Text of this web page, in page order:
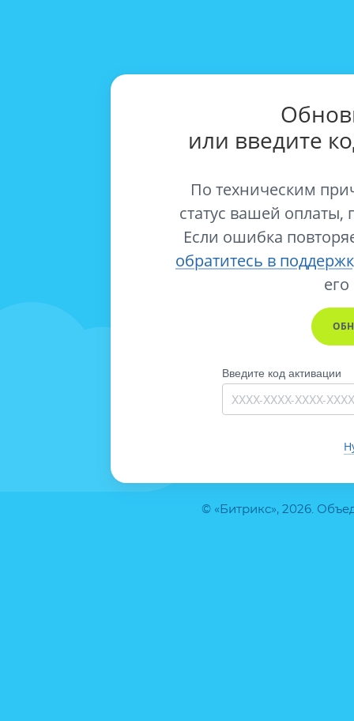
© «Битрикс», 2026.
или введите
По техническим
статус вашей оплаты,
Если ошибка
обратитесь в
его
Введите код активации